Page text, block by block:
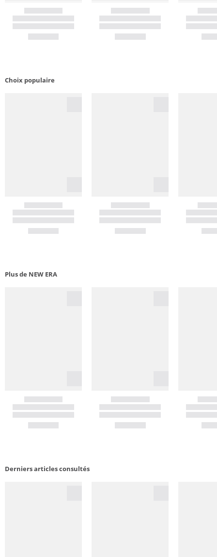
Choix populaire
Plus de NEW ERA
Derniers articles consultés